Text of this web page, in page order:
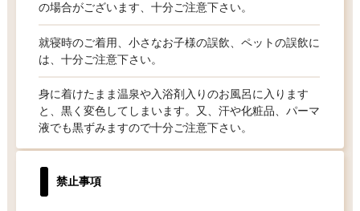
の場合がございます、十分ご注意下さい。
就寝時のご着用、小さなお子様の誤飲、ペットの誤飲に
は、十分ご注意下さい。
身に着けたまま温泉や入浴剤入りのお風呂に入ります
と、黒く変色してしまいます。又、汗や化粧品、パーマ
液でも黒ずみますので十分ご注意下さい。
禁止事項